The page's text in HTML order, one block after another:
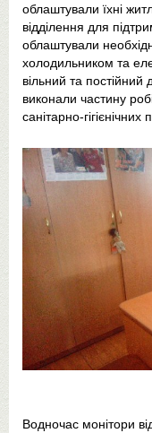
облаштували їхні
відділення для
облаштували
холодильником та
вільний та постійний
виконали частину
санітарно-
Водночас монітори